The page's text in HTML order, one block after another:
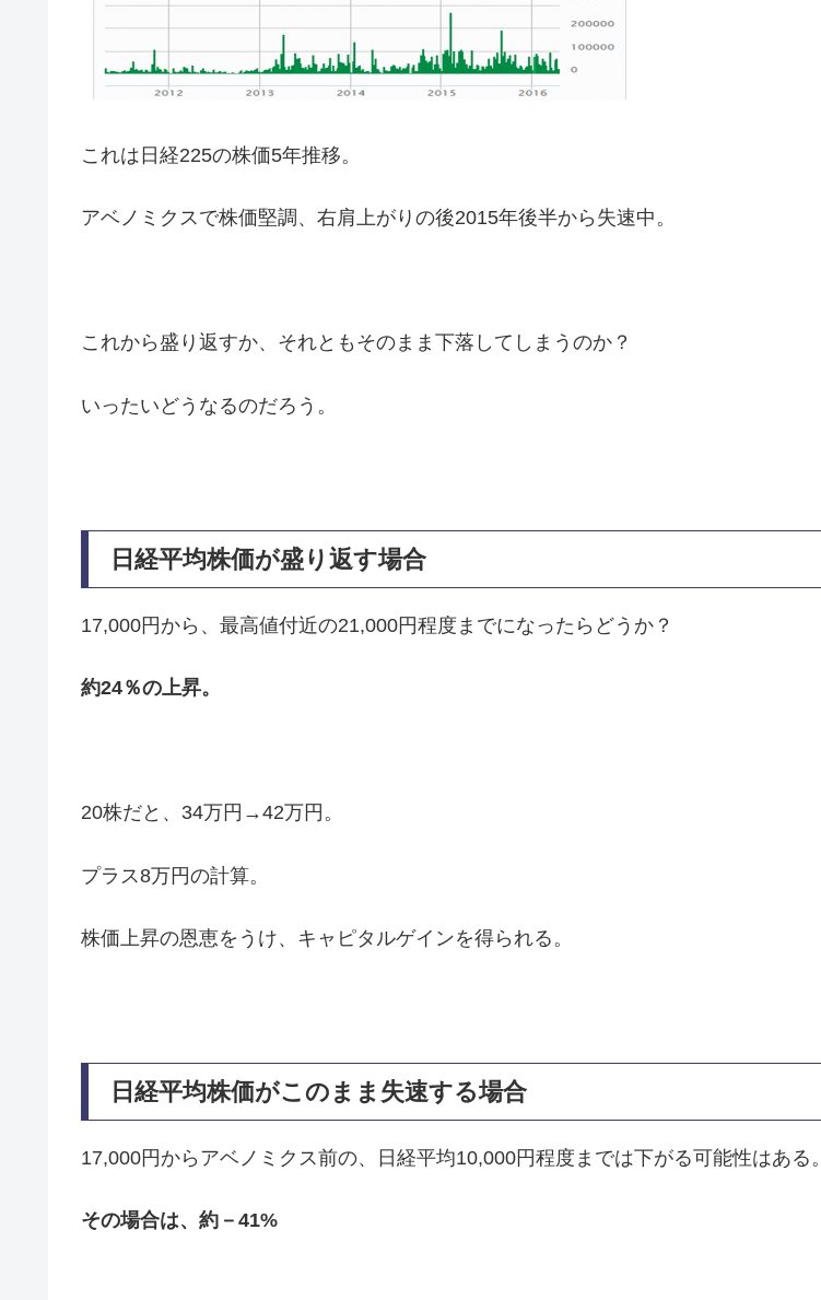
これは日経225の株価5年推移。
アベノミクスで株価堅調、右肩上がりの後2015年後半から失速中。
これから盛り返すか、それともそのまま下落してしまうのか？
いったいどうなるのだろう。
日経平均株価が盛り返す場合
17,000円から、最高値付近の21,000円程度までになったらどうか？
約24％の上昇。
20株だと、34万円→42万円。
プラス8万円の計算。
株価上昇の恩恵をうけ、キャピタルゲインを得られる。
日経平均株価がこのまま失速する場合
17,000円からアベノミクス前の、日経平均10,000円程度までは下がる可能性はある。
その場合は、約－41%